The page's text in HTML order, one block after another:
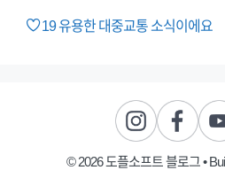
19유용한 대중교통 소식이에요
© 2026 도플소프트 블로그•